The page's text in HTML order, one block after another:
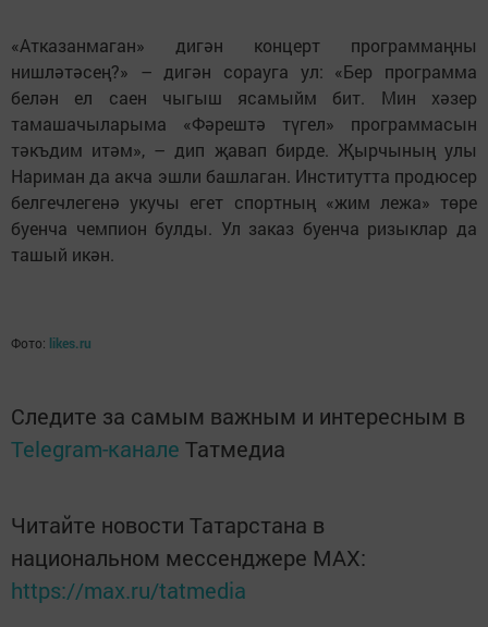
«Атказанмаган» дигән концерт программаңны
нишләтәсең?» – дигән сорауга ул: «Бер программа
белән ел саен чыгыш ясамыйм бит. Мин хәзер
тамашачыларыма «Фәрештә түгел» программасын
тәкъдим итәм», – дип җавап бирде. Җырчының улы
Нариман да акча эшли башлаган. Институтта продюсер
белгечлегенә укучы егет спортның «жим лежа» төре
буенча чемпион булды. Ул заказ буенча ризыклар да
ташый икән.
Фото: likes.ru
Следите за самым важным и интересным в
Telegram-канале Татмедиа
Читайте новости Татарстана в
национальном мессенджере MАХ:
https://max.ru/tatmedia